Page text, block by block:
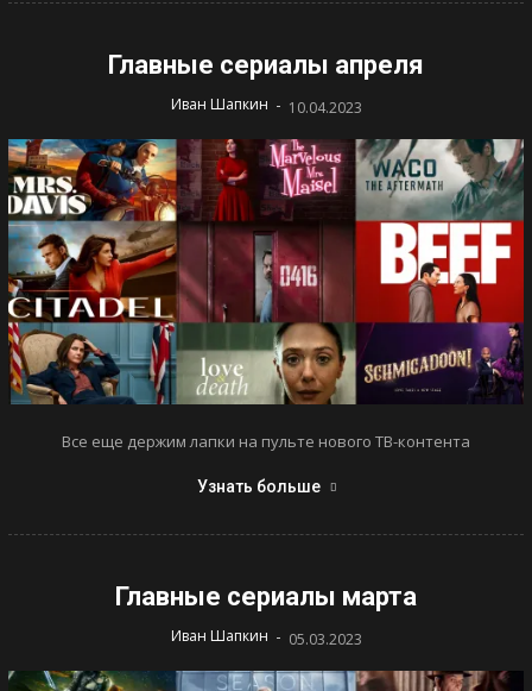
Главные сериалы апреля
Иван Шапкин - 10.04.2023
Все еще держим лапки на пульте нового ТВ-контента
Узнать больше
Главные сериалы марта
Иван Шапкин - 05.03.2023